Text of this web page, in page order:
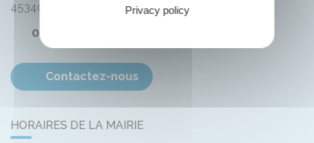
45340
02 38 33 72 59
Contactez-nous
HORAIRES DE LA MAIRIE
Privacy policy